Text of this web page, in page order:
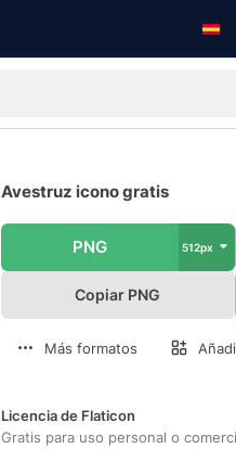
Avestruz icono gratis
PNG 512px
Copiar PNG
Más formatos
Licencia de Flaticon
Gratis para uso personal o